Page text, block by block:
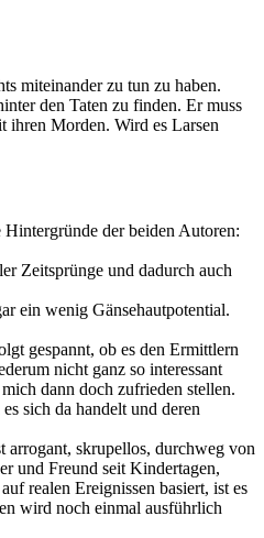
miteinander zu tun zu haben.
den Taten zu finden. Er muss
ihren Morden. Wird es Larsen
der beiden Autoren:
Zeitsprünge und dadurch auch
ein wenig Gänsehautpotential.
gespannt, ob es den Ermittlern
nicht ganz so interessant
dann doch zufrieden stellen.
sich da handelt und deren
arrogant, skrupellos, durchweg von
und Freund seit Kindertagen,
realen Ereignissen basiert, ist es
wird noch einmal ausführlich